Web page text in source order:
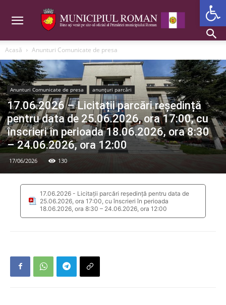
Acasă Anunturi Comunicate de presa
Anunturi Comunicate de presa anunțuri parcări
17.06.2026 – Licitații parcări reședință
pentru data de 25.06.2026, ora 17:00, cu
înscrieri în perioada 18.06.2026, ora 8:30
– 24.06.2026, ora 12:00
17/06/2026 130
17.06.2026 - Licitații parcări reședință pentru data de
25.06.2026, ora 17:00, cu înscrieri în perioada
18.06.2026, ora 8:30 – 24.06.2026, ora 12:00